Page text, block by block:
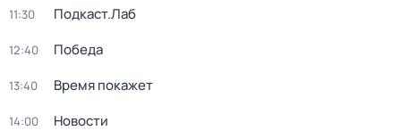
11:30 Подкаст.Лаб
12:40 Победа
13:40 Время покажет
14:00 Новости